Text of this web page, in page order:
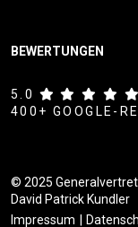
BEWERTUNGEN
5.0
400+ GOOGLE-
© 2025
David Patrick Kundler
Impressum